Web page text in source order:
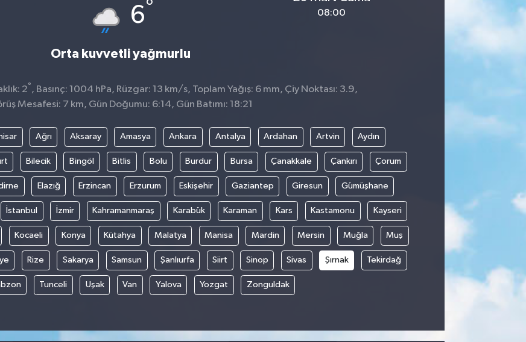
6°
Orta kuvvetli yağmurlu
08:00
2° , Basınç: 1004 hPa, Rüzgar: 13 km/s, Toplam Yağış: 6 mm, Çiy Noktası: 3.9,
Mesafesi: 7 km, Gün Doğumu: 6:14, Gün Batımı: 18:21
Ağrı Aksaray Amasya Ankara Antalya Ardahan Artvin Aydın
Bilecik Bingöl Bitlis Bolu Burdur Bursa Çanakkale Çankırı Çorum
Elazığ Erzincan Erzurum Eskişehir Gaziantep Giresun Gümüşhane
İstanbul İzmir Kahramanmaraş Karabük Karaman Kars Kastamonu Kayseri
Kocaeli Konya Kütahya Malatya Manisa Mardin Mersin Muğla Muş
Rize Sakarya Samsun Şanlıurfa Siirt Sinop Sivas Şırnak Tekirdağ
Tunceli Uşak Van Yalova Yozgat Zonguldak